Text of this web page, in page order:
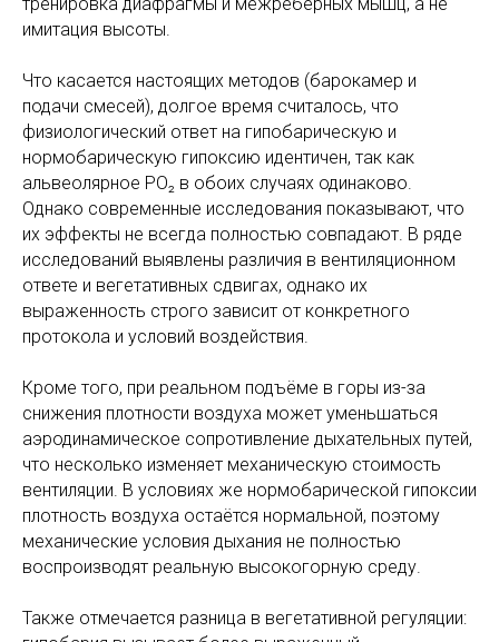
имитация высоты.
Что касается настоящих методов (барокамер и
подачи смесей), долгое время считалось, что
физиологический ответ на гипобарическую и
нормобарическую гипоксию идентичен, так как
альвеолярное PO₂ в обоих случаях одинаково.
Однако современные исследования показывают, что
их эффекты не всегда полностью совпадают. В ряде
исследований выявлены различия в вентиляционном
ответе и вегетативных сдвигах, однако их
выраженность строго зависит от конкретного
протокола и условий воздействия.
Кроме того, при реальном подъёме в горы из-за
снижения плотности воздуха может уменьшаться
аэродинамическое сопротивление дыхательных путей,
что несколько изменяет механическую стоимость
вентиляции. В условиях же нормобарической гипоксии
плотность воздуха остаётся нормальной, поэтому
механические условия дыхания не полностью
воспроизводят реальную высокогорную среду.
Также отмечается разница в вегетативной регуляции: